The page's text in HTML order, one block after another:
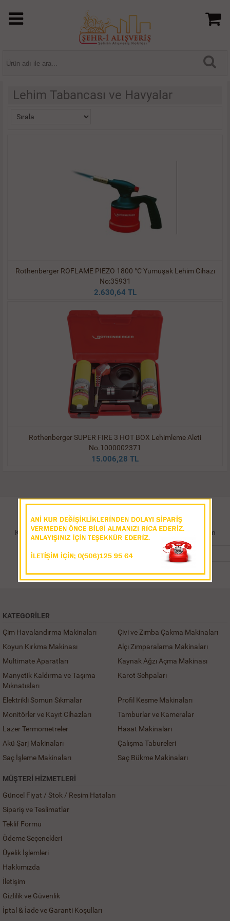
Lehim Tabancası ve Havyalar
Rothenberger ROFLAME PIEZO 1800 °C Yumuşak Lehim Cihazı
No:35931
2.630,64 TL
Rothenberger SUPER FIRE 3 HOT BOX Lehimleme Aleti
No.1000002371
15.006,28 TL
TAKİPTE KALIN
Kampanya ve duyurulardan haberdar olun, fırsatları kaçırmayın
KATEGORILER
Çim Havalandırma Makinaları
Çivi ve Zımba Çakma Makinaları
Koyun Kırkma Makinası
Alçı Zımparalama Makinaları
Multimate Aparatları
Kaynak Ağzı Açma Makinası
Manyetik Kaldırma ve Taşıma
Mıknatısları
Karot Sehpaları
Elektrikli Somun Sıkmalar
Profil Kesme Makinaları
Monitörler ve Kayıt Cihazları
Tamburlar ve Kameralar
Lazer Termometreler
Hasat Makinaları
Akü Şarj Makinaları
Çalışma Tabureleri
Saç İşleme Makinaları
Saç Bükme Makinaları
MÜŞTERI HIZMETLERI
Güncel Fiyat / Stok / Resim Hataları
Sipariş ve Teslimatlar
Teklif Formu
Ödeme Seçenekleri
Üyelik İşlemleri
Hakkımızda
İletişim
Gizlilik ve Güvenlik
İptal & İade ve Garanti Koşulları